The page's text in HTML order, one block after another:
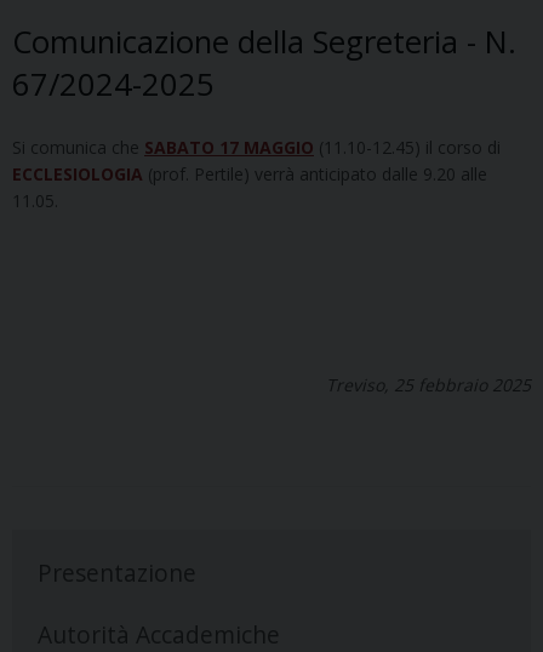
Comunicazione della Segreteria - N.
67/2024-2025
Si comunica che SABATO 17 MAGGIO (11.10-12.45) il corso di
ECCLESIOLOGIA (prof. Pertile) verrà anticipato dalle 9.20 alle
11.05.
Treviso, 25 febbraio 2025
Presentazione
Autorità Accademiche